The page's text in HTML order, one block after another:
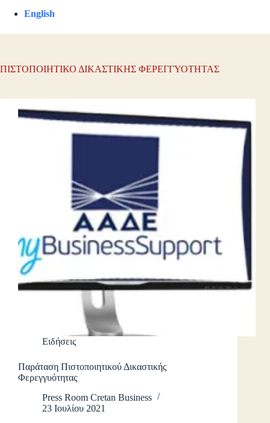
English
ΠΙΣΤΟΠΟΙΗΤΙΚΟ ΔΙΚΑΣΤΙΚΗΣ ΦΕΡΕΓΓΥΟΤΗΤΑΣ
Ειδήσεις
Παράταση Πιστοποιητικού Δικαστικής
Φερεγγυότητας
Press Room Cretan Business
23 Ιουλίου 2021